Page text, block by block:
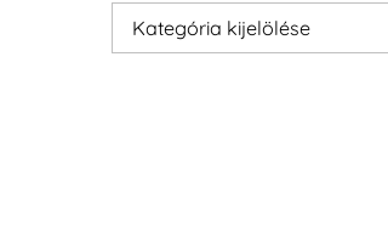
Kategóriák